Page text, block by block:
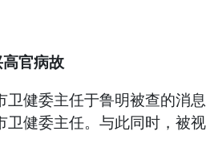
官病故
健委主任于鲁明被查的消
健委主任。与此同时，